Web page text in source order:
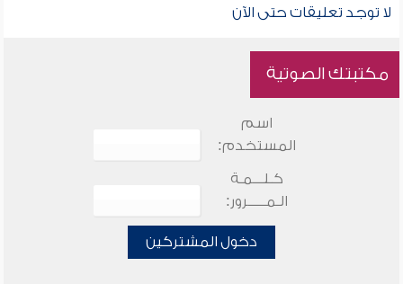
لا توجد تعليقات حتى الآن
مكتبتك الصوتية
اسم
المستخدم:
كـلـــمـة
الـمـــــرور:
دخول المشتركين